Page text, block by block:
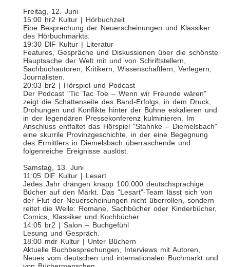
Freitag, 12. Juni
15:00 hr2 Kultur | Hörbuchzeit
Eine Besprechung der Neuerscheinungen und Klassiker
des Hörbuchmarkts.
19:30 DlF Kultur | Literatur
Features, Gespräche und Diskussionen über die schönste
Hauptsache der Welt mit und von Schriftstellern,
Sachbuchautoren, Kritikern, Wissenschaftlern, Verlegern,
Journalisten.
20:03 br2 | Hörspiel und Podcast
Der Podcast "Tic Tac Toe – Wenn wir Freunde wären"
zeigt die Schattenseite des Band-Erfolgs, in dem Druck,
Drohungen und Konflikte hinter der Bühne eskalieren und
in der legendären Pressekonferenz kulminieren. Im
Anschluss entfaltet das Hörspiel "Stahnke – Diemelsbach"
eine skurrile Provinzgeschichte, in der eine Begegnung
des Ermittlers in Diemelsbach überraschende und
folgenreiche Ereignisse auslöst.
Samstag, 13. Juni
11:05 DlF Kultur | Lesart
Jedes Jahr drängen knapp 100.000 deutschsprachige
Bücher auf den Markt. Das "Lesart"-Team lässt sich von
der Flut der Neuerscheinungen nicht überrollen, sondern
reitet die Welle: Romane, Sachbücher oder Kinderbücher,
Comics, Klassiker und Kochbücher.
14:05 br2 | Salon – Buchgefühl
Lesung und Gespräch.
18:00 mdr Kultur | Unter Büchern
Aktuelle Buchbesprechungen, Interviews mit Autoren,
Neues vom deutschen und internationalen Buchmarkt und